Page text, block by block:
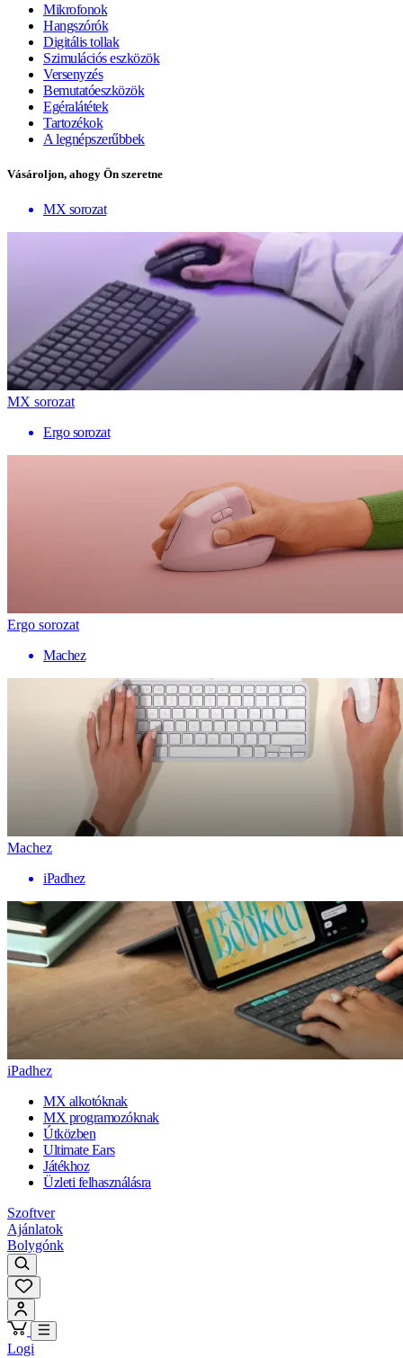
Mikrofonok
Hangszórók
Digitális tollak
Szimulációs eszközök
Versenyzés
Bemutatóeszközök
Egéralátétek
Tartozékok
A legnépszerűbbek
Vásároljon, ahogy Ön szeretne
MX sorozat
MX sorozat
Ergo sorozat
Ergo sorozat
Machez
Machez
iPadhez
iPadhez
MX alkotóknak
MX programozóknak
Útközben
Ultimate Ears
Játékhoz
Üzleti felhasználásra
Szoftver
Ajánlatok
Bolygónk
Logi